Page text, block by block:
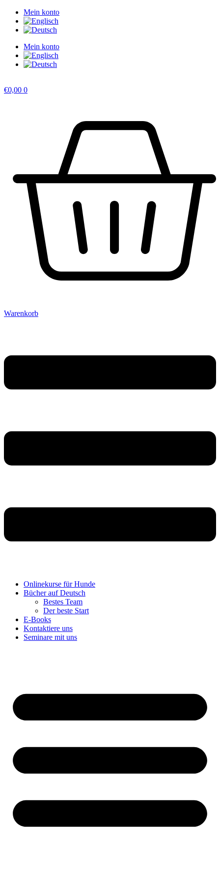
Zum
Inhalt
springen
Mein konto
Mein konto
€0,00 0
Warenkorb
Onlinekurse für Hunde
Bücher auf Deutsch
Bestes Team
Der beste Start
E-Books
Kontaktiere uns
Seminare mit uns